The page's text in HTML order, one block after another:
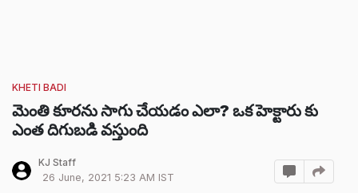
KHETI BADI
మెంతి కూరను సాగు చేయడం ఎలా? ఒక హెక్టారు కు
ఎంత దిగుబడి వస్తుంది
KJ Staff
26 June, 2021 5:23 AM IST